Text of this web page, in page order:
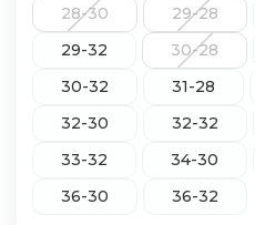
28-30
29-28
29-32
30-28
30-32
31-28
32-30
32-32
33-32
34-30
36-30
36-32